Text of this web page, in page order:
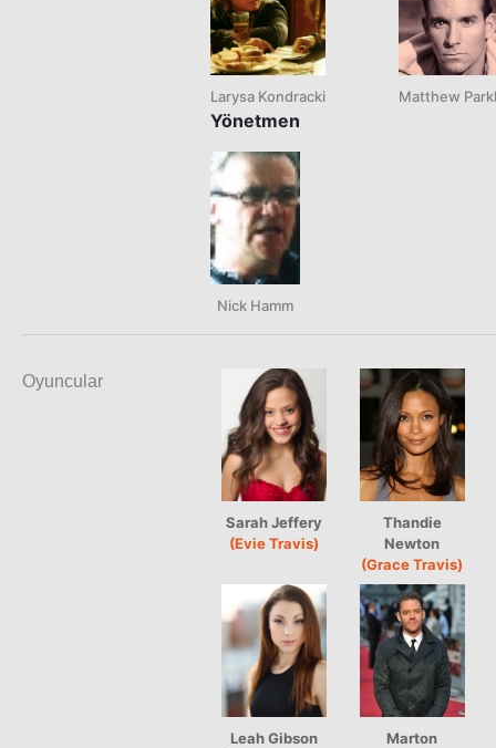
Larysa Kondracki
Yönetmen
Nick Hamm
Matthew
Oyuncular
Sarah Jeffery
(Evie Travis)
Thandie
Newton
(Grace Travis)
Leah Gibson
Marton